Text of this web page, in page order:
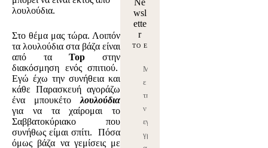
λουλούδια.
Στο θέμα μας τώρα. Λοιπόν
τα λουλούδια στα βάζα είναι
από ταTop στην
διακόσμηση ενός σπιτιού.
Εγώ έχω την συνήθεια και
κάθε Παρασκευή αγοράζω
ένα μπουκέτολουλούδια
για να τα χαίρομαι το
Σαββατοκύριακο που
συνήθως είμαι σπίτι. Πόσα
όμως βάζα να γεμίσεις με
Ne
wsl
ette
r
Μ
ε
τη
ν
εγ
γρ